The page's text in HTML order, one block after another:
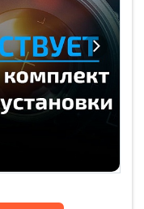
Next